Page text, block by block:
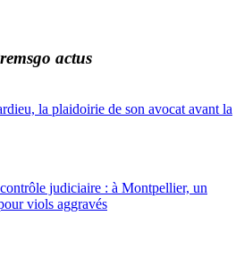
actus
la plaidoirie de son avocat avant la
judiciaire : à Montpellier, un
viols aggravés